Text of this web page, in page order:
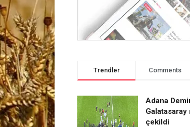
Trendler Comments
Adana
Galatasaray
çekildi